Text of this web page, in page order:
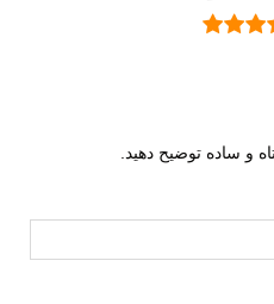
(قابلیت گردش هوا)
و ساده توضیح دهید.